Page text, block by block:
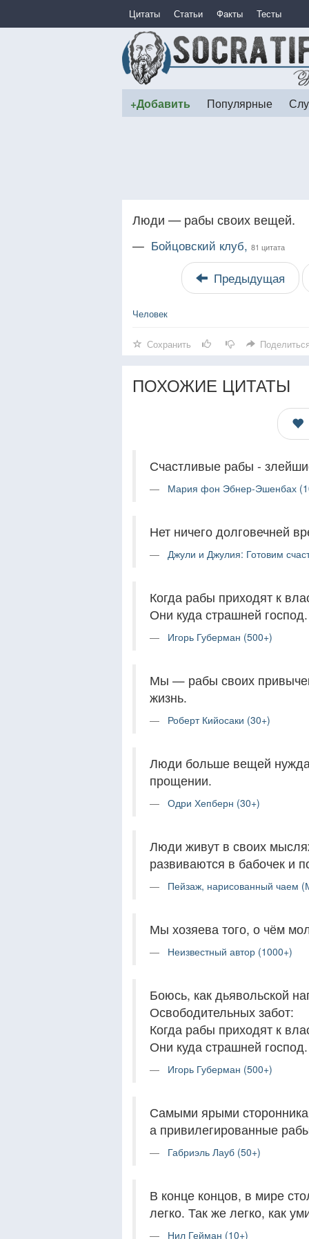
Цитаты Статьи Факты Тесты
+Добавить Популярные
Люди — рабы своих вещей.
— Бойцовский клуб, 81 цитата
Предыдущая
Человек
Сохранить Поделиться
ПОХОЖИЕ ЦИТАТЫ
Счастливые рабы -
Мария фон Эбнер-Эшенбах
Нет ничего долговечней
Джули и Джулия: Готовим
Когда рабы приходят к
Они куда страшней господ.
Игорь Губерман (500+)
Мы — рабы своих
жизнь.
Роберт Кийосаки (30+)
Люди больше вещей
прощении.
Одри Хепберн (30+)
Люди живут в своих
развиваются в бабочек и
Пейзаж, нарисованный чаем
Мы хозяева того, о чём
Неизвестный автор (1000+)
Боюсь, как дьявольской
Освободительных забот:
Когда рабы приходят к
Они куда страшней господ.
Игорь Губерман (500+)
Самыми ярыми
а привилегированные
Габриэль Лауб (50+)
В конце концов, в мире
легко. Так же легко, как
Нил Гейман (10+)